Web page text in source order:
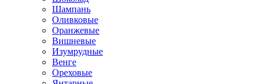
Шампань
Оливковые
Оранжевые
Вишневые
Изумрудные
Венге
Ореховые